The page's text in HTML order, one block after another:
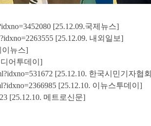
[25.12.09.국제뉴스]
[25.12.09. 내외일보]
이뉴스]
디어투데이]
[25.12.10. 한국시민기자협
[25.12.10. 이뉴스투데이]
[25.12.10. 메트로신문]